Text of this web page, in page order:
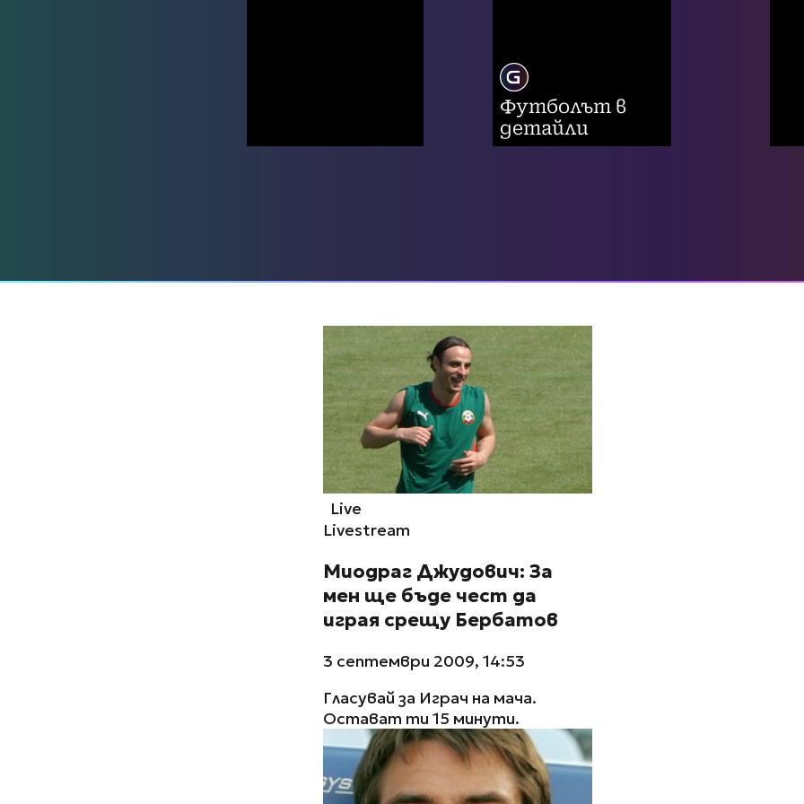
Футболът в
детайли
Live
Livestream
Миодраг Джудович: За
мен ще бъде чест да
играя срещу Бербатов
3 септември 2009, 14:53
Гласувай за Играч на мача.
Остават ти 15 минути.